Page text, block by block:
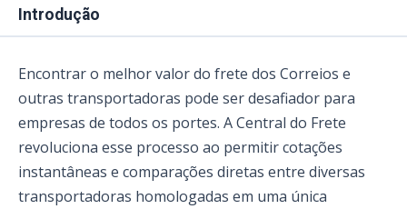
Introdução
Encontrar o melhor valor do frete dos Correios e
outras transportadoras pode ser desafiador para
empresas de todos os portes. A Central do Frete
revoluciona esse processo ao permitir cotações
instantâneas e comparações diretas entre diversas
transportadoras homologadas em uma única